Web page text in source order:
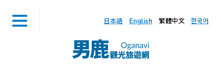
日本語 English 繁體中文 한국어